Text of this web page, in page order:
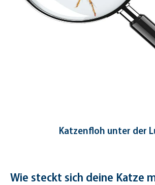
Katzenfloh unter der
Wie steckt sich deine Katze